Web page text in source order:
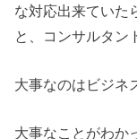
な対応出来ていた
と、コンサルタン
大事なのはビジネ
大事なことがわか